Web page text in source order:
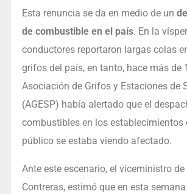
Esta renuncia se da en medio de un
de combustible en el país. En la
conductores reportaron largas colas
grifos del país, en tanto, hace más de
Asociación de Grifos y Estaciones de
(AGESP) había alertado que el
combustibles en los establecimientos
público se estaba viendo afectado.
Ante este escenario, el viceministro
Contreras, estimó que en esta